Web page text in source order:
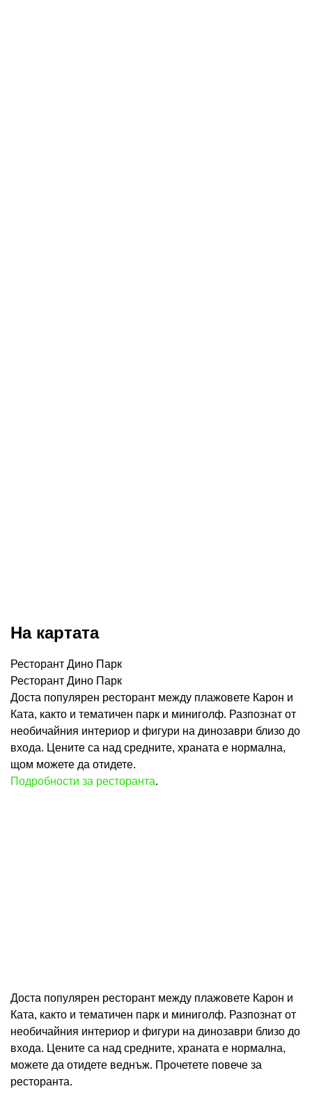
На картата
Ресторант Дино Парк
Ресторант Дино Парк
Доста популярен ресторант между плажовете Карон и
Ката, както и тематичен парк и миниголф. Разпознат от
необичайния интериор и фигури на динозаври близо до
входа. Цените са над средните, храната е нормална,
щом можете да отидете.
Подробности за ресторанта.
Доста популярен ресторант между плажовете Карон и
Ката, както и тематичен парк и миниголф. Разпознат от
необичайния интериор и фигури на динозаври близо до
входа. Цените са над средните, храната е нормална,
можете да отидете веднъж. Прочетете повече за
ресторанта.